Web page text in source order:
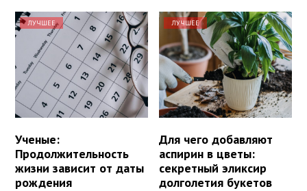
ЛУЧШЕЕ
Ученые:
Продолжительность
жизни зависит от даты
рождения
ЛУЧШЕЕ
Для чего добавляют
аспирин в цветы:
секретный эликсир
долголетия букетов